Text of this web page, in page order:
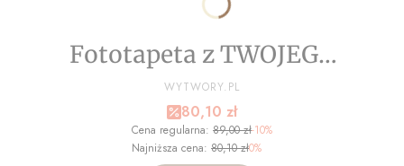
Fototapeta z TWOJEGO
ZDJĘCIA - NA WYMIAR
PRODUCENT
WYTWORY.PL
Cena promocyjna
80,10 zł
Cena regularna: 89,00 zł-10%
Najniższa cena: 80,10 zł0%